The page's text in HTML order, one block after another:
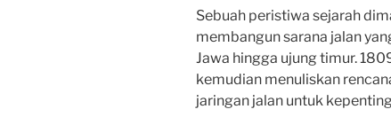
Sebuah peristiwa sejarah
membangun sarana jalan
Jawa hingga ujung timur.
kemudian menuliskan
jaringan jalan untuk